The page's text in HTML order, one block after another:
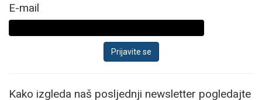
E-mail
Kako izgleda naš posljednji newsletter pogledajte